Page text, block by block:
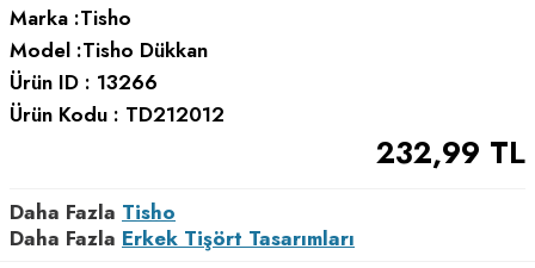
Marka :Tisho
Model :Tisho Dükkan
Ürün ID : 13266
Ürün Kodu : TD212012
232,99 TL
Daha Fazla Tisho
Daha Fazla Erkek Tişört Tasarımları